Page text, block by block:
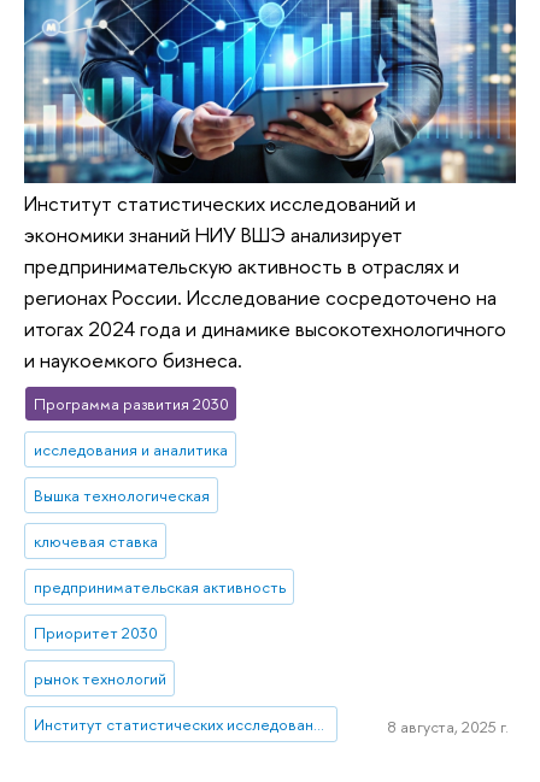
Институт статистических исследований и
экономики знаний НИУ ВШЭ анализирует
предпринимательскую активность в отраслях и
регионах России. Исследование сосредоточено на
итогах 2024 года и динамике высокотехнологичного
и наукоемкого бизнеса.
Программа развития 2030
исследования и аналитика
Вышка технологическая
ключевая ставка
предпринимательская активность
Приоритет 2030
рынок технологий
8 августа, 2025 г.